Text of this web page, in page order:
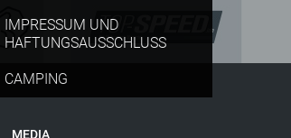
IMPRESSUM UND
HAFTUNGSAUSSCHLUSS
CAMPING
MEDIA